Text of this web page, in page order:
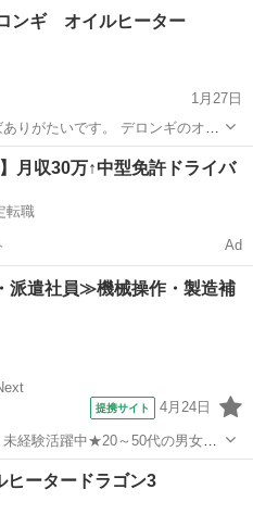
るかた
節、空調家電
ンギ オイルヒーター
1月27日
りがたいです。 デロンギのオイ
、使用は2シーズンほどでした。
ってくださる方。品番は
季節、空調家電 デロンギ
月収30万↑中型免許ドライバ
転職
Ad
派遣社員≫機械操作・製造補
提携サイト 4月24日
経験活躍中★20～50代の男女活
自宅からマイカー通勤OK！無料
県板野郡松茂町》 人気の工
ヒータードラゴン3